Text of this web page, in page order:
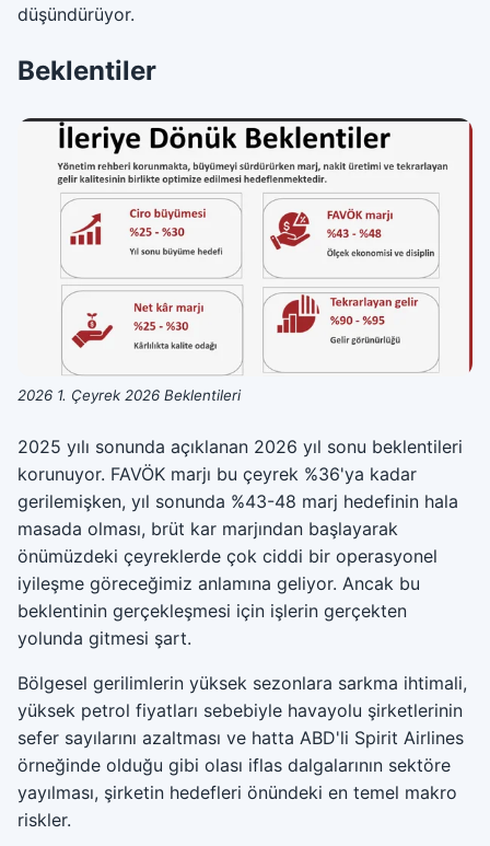
düşündürüyor.
Beklentiler
2026 1. Çeyrek 2026 Beklentileri
2025 yılı sonunda açıklanan 2026 yıl sonu beklentileri
korunuyor. FAVÖK marjı bu çeyrek %36'ya kadar
gerilemişken, yıl sonunda %43-48 marj hedefinin hala
masada olması, brüt kar marjından başlayarak
önümüzdeki çeyreklerde çok ciddi bir operasyonel
iyileşme göreceğimiz anlamına geliyor. Ancak bu
beklentinin gerçekleşmesi için işlerin gerçekten
yolunda gitmesi şart.
Bölgesel gerilimlerin yüksek sezonlara sarkma ihtimali,
yüksek petrol fiyatları sebebiyle havayolu şirketlerinin
sefer sayılarını azaltması ve hatta ABD'li Spirit Airlines
örneğinde olduğu gibi olası iflas dalgalarının sektöre
yayılması, şirketin hedefleri önündeki en temel makro
riskler.